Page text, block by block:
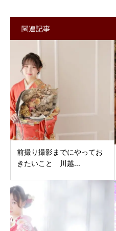
関連記事
前撮り撮影までにやってお
きたいこと 川越...